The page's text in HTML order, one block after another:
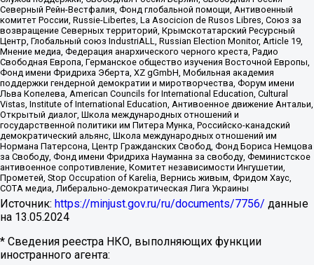
Северный Рейн-Вестфалия, Фонд глобальной помощи, Антивоенный
комитет России, Russie-Libertes, La Asocicion de Rusos Libres, Союз за
возвращение Северных территорий, Крымскотатарский Ресурсный
Центр, Глобальный союз IndustriALL, Russian Election Monitor, Article 19,
Мнение медиа, Федерация анархического черного креста, Радио
Свободная Европа, Германское общество изучения Восточной Европы,
Фонд имени Фридриха Эберта, XZ gGmbH, Мобильная академия
поддержки гендерной демократии и миротворчества, Форум имени
Льва Копелева, American Councils for International Education, Cultural
Vistas, Institute of International Education, Антивоенное движение Антальи,
Открытый диалог, Школа международных отношений и
государственной политики им Питера Мунка, Российско-канадский
демократический альянс, Школа международных отношений им
Нормана Патерсона, Центр Гражданских Свобод, Фонд Бориса Немцова
за Свободу, Фонд имени Фридриха Науманна за свободу, Феминистское
антивоенное сопротивление, Комитет независимости Ингушетии,
Прометей, Stop Occupation of Karelia, Вернись живым, Фридом Хаус,
СОТА медиа, Либерально-демократическая Лига Украины
Источник: https://minjust.gov.ru/ru/documents/7756/ данные
на 13.05.2024
* Сведения реестра НКО, выполняющих функции
иностранного агента: